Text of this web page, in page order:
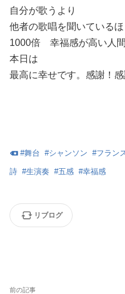
自分が歌うより
他者の歌唱を聞いている
1000倍 幸福感が高い人
本日は
最高に幸せです。感謝！感
#舞台 #シャンソン #フラン
詩 #生演奏 #五感 #幸福感
リブログ
前の記事